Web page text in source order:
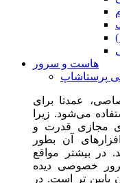
هاست و سرور
پرستاشاپ
عمدتا برای
می‌شود. زیرا
مجازی قدرت و
آن بطور
در بیشتر مواقع
خصوصی دیده
پایین تر است. در